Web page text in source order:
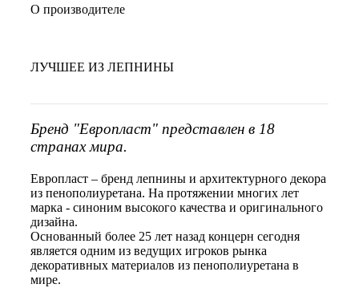
О производителе
ЛУЧШЕЕ ИЗ ЛЕПНИНЫ
Бренд "Европласт" представлен в 18
странах мира.
Европласт – бренд лепнины и архитектурного декора
из пенополиуретана. На протяжении многих лет
марка - синоним высокого качества и оригинального
дизайна.
Основанный более 25 лет назад концерн сегодня
является одним из ведущих игроков рынка
декоративных материалов из пенополиуретана в
мире.